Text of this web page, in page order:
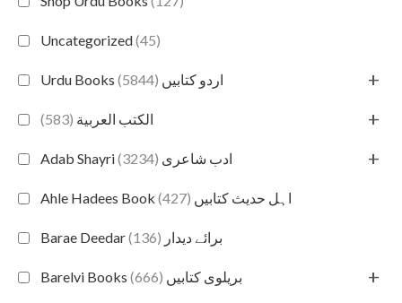
Uncategorized(45)
Urdu Books اردو کتابیں (5844) +
الكتب العربية (583) +
Adab Shayri ادب شاعری (3234) +
Ahle Hadees Book اہل حدیث کتابیں (427)
Barae Deedar برائے دیدار (136)
Barelvi Books بریلوی کتابیں (666) +